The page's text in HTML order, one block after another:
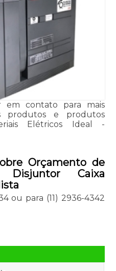
em contato para mais
produtos e produtos
Elétricos Ideal -
Orçamento de
Caixa
ou para (11) 2936-4342